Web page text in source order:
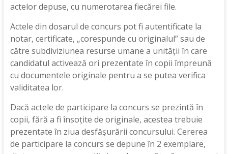
actelor depuse, cu numerotarea fiecărei file.
Actele din dosarul de concurs pot fi autentificate la
notar, certificate, „corespunde cu originalul” sau de
către subdiviziunea resurse umane a unității în care
candidatul activează ori prezentate în copii împreună
cu documentele originale pentru a se putea verifica
validitatea lor.
Dacă actele de participare la concurs se prezintă în
copii, fără a fi însoțite de originale, acestea trebuie
prezentate în ziua desfășurării concursului. Cererea
de participare la concurs se depune în 2 exemplare,